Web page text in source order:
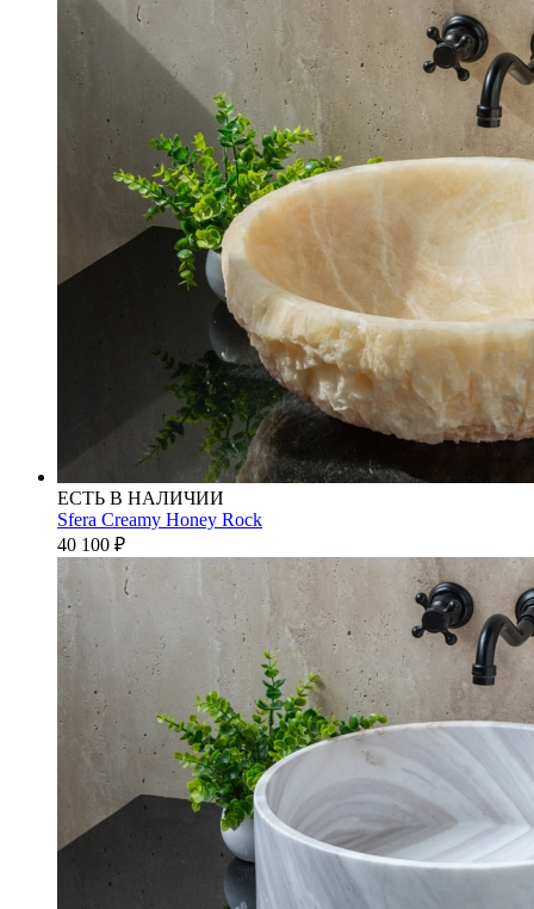
ЕСТЬ В НАЛИЧИИ
Sfera Creamy Honey Rock
40 100 ₽